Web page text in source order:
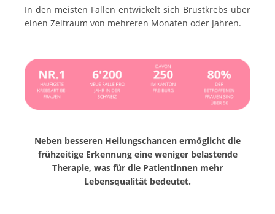
In den meisten Fällen entwickelt sich Brustkrebs über
einen Zeitraum von mehreren Monaten oder Jahren.
Neben besseren Heilungschancen ermöglicht die
frühzeitige Erkennung eine weniger belastende
Therapie, was für die Patientinnen mehr
Lebensqualität bedeutet.